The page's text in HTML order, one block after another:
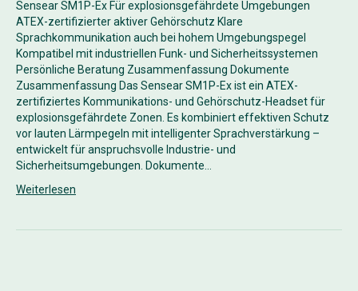
Sensear SM1P-Ex Für explosionsgefährdete Umgebungen
ATEX-zertifizierter aktiver Gehörschutz Klare
Sprachkommunikation auch bei hohem Umgebungspegel
Kompatibel mit industriellen Funk- und Sicherheitssystemen
Persönliche Beratung Zusammenfassung Dokumente
Zusammenfassung Das Sensear SM1P-Ex ist ein ATEX-
zertifiziertes Kommunikations- und Gehörschutz-Headset für
explosionsgefährdete Zonen. Es kombiniert effektiven Schutz
vor lauten Lärmpegeln mit intelligenter Sprachverstärkung –
entwickelt für anspruchsvolle Industrie- und
Sicherheitsumgebungen. Dokumente…
Weiterlesen